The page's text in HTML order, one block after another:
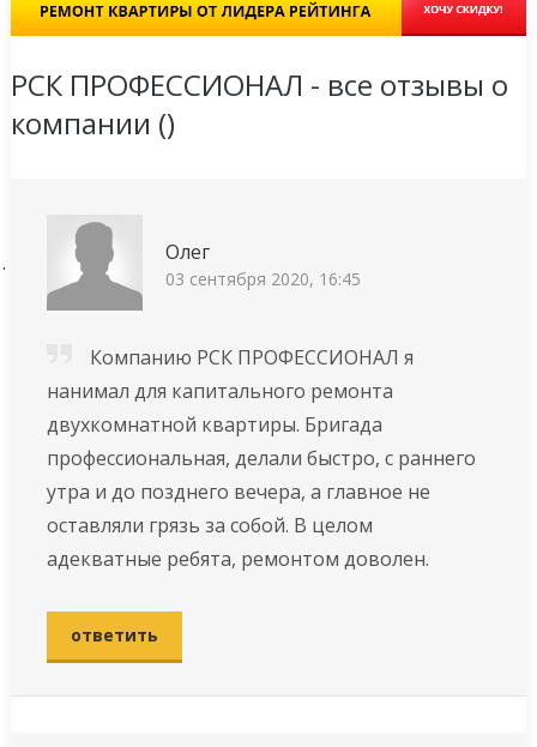
РСК ПРОФЕССИОНАЛ - все отзывы о
компании ()
Олег
03 сентября 2020, 16:45
Компанию РСК ПРОФЕССИОНАЛ я
нанимал для капитального ремонта
двухкомнатной квартиры. Бригада
профессиональная, делали быстро, с раннего
утра и до позднего вечера, а главное не
оставляли грязь за собой. В целом
адекватные ребята, ремонтом доволен.
ответить